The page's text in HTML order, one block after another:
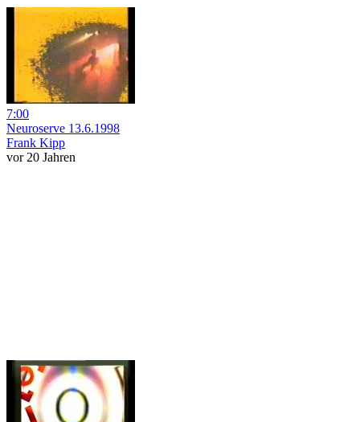
7:00
Neuroserve 13.6.1998
Frank Kipp
vor 20 Jahren